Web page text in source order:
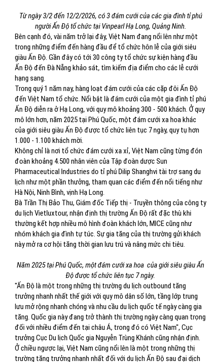
Từ ngày 3/2 đến 12/2/2026, có 3 đám cưới của các gia đình tỉ phú
người Ấn Độ tổ chức tại Vinpearl Hạ Long, Quảng Ninh.
Bên cạnh đó, vài năm trở lại đây, Việt Nam đang nổi lên như một
trong những điểm đến hàng đầu để tổ chức hôn lễ của giới siêu
giàu Ấn Độ. Gần đây có tới 30 công ty tổ chức sự kiện hàng đầu
Ấn Độ đến Đà Nẵng khảo sát, tìm kiếm địa điểm cho các lễ cưới
hạng sang.
Trong quý 1 năm nay, hàng loạt đám cưới của các cặp đôi Ấn Độ
đến Việt Nam tổ chức. Nổi bật là đám cưới của một gia đình tỉ phú
Ấn Độ diễn ra ở Hạ Long, với quy mô khoảng 300 - 500 khách. Ở quy
mô lớn hơn, năm 2025 tại Phú Quốc, một đám cưới xa hoa khác
của giới siêu giàu Ấn Độ được tổ chức liên tục 7 ngày, quy tụ hơn
1.000 - 1.100 khách mời.
Không chỉ là nơi tổ chức đám cưới xa xỉ, Việt Nam cũng từng đón
đoàn khoảng 4.500 nhân viên của Tập đoàn dược Sun
Pharmaceutical Industries do tỉ phú Dilip Shanghvi tài trợ sang du
lịch như một phần thưởng, tham quan các điểm đến nổi tiếng như
Hà Nội, Ninh Bình, vịnh Hạ Long.
Bà Trần Thị Bảo Thu, Giám đốc Tiếp thị - Truyền thông của công ty
du lịch Vietluxtour, nhận định thị trường Ấn Độ rất đặc thù khi
thường kết hợp nhiều mô hình đoàn khách lớn, MICE cũng như
nhóm khách gia đình tự túc. Sự gia tăng của thị trường gửi khách
này mở ra cơ hội tăng thời gian lưu trú và nâng mức chi tiêu.
Năm 2025 tại Phú Quốc, một đám cưới xa hoa của giới siêu giàu Ấn
Độ được tổ chức liên tục 7 ngày.
"Ấn Độ là một trong những thị trường du lịch outbound tăng
trưởng nhanh nhất thế giới với quy mô dân số lớn, tầng lớp trung
lưu mở rộng nhanh chóng và nhu cầu du lịch quốc tế ngày càng gia
tăng. Quốc gia này đang trở thành thị trường ngày càng quan trọng
đối với nhiều điểm đến tại châu Á, trong đó có Việt Nam", Cục
trưởng Cục Du lịch Quốc gia Nguyễn Trùng Khánh cũng nhận định.
Ở chiều ngược lại, Việt Nam cũng nổi lên là một trong những thị
trường tăng trưởng nhanh nhất đối với du lịch Ấn Độ sau đại dịch